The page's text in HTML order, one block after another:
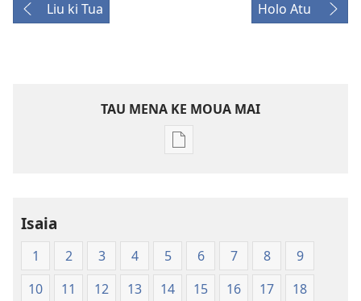
Liu ki Tua Holo Atu
TAU MENA KE MOUA MAI
Tau
tau
digital
Secular
Isaia
1 2 3 4 5 6 7 8
9
10
11 12 13 14 15 16 17
18